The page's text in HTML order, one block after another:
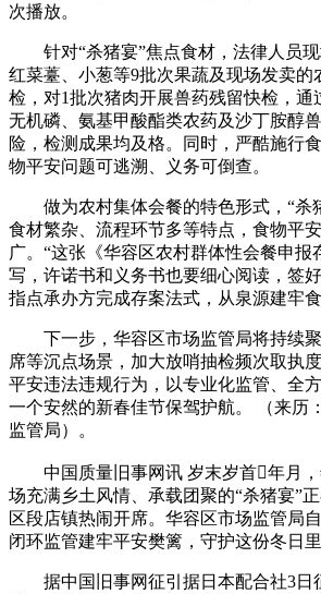
次播放。
针对“杀猪宴”焦点食材，法律人员现
红菜薹、小葱等9批次果蔬及现场发卖的
检，对1批次猪肉开展兽药残留快检，通
无机磷、氨基甲酸酯类农药及沙丁胺醇
险，检测成果均及格。同时，严酷施行
物平安问题可逃溯、义务可倒查。
做为农村集体会餐的特色形式，“杀猪
食材繁杂、流程环节多等特点，食物平
广。“这张《华容区农村群体性会餐申报
写，许诺书和义务书也要细心阅读，签
指点承办方完成存案法式，从泉源建牢
下一步，华容区市场监管局将持续聚
席等沉点场景，加大放哨抽检频次取执
平安违法违规行为，以专业化监管、全
一个安然的新春佳节保驾护航。 （来历
监管局）。
中国质量旧事网讯 岁末岁首年月，
场充满乡土风情、承载团聚的“杀猪宴”
区段店镇热闹开席。华容区市场监管局
闭环监管建牢平安樊篱，守护这份冬日里
据中国旧事网征引据日本配合社3日